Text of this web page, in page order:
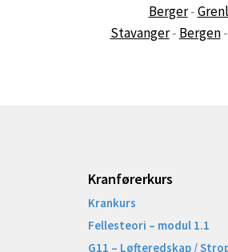
Berger-
Stavanger- Bergen-
Kranførerkurs
Krankurs
Fellesteori – modul 1.1
G11 – Løfteredskap /